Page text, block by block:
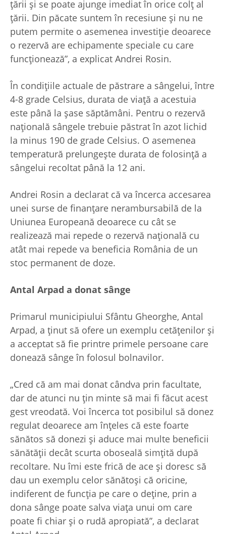
ţării şi se poate ajunge imediat în orice colţ al
ţării. Din păcate suntem în recesiune şi nu ne
putem permite o asemenea investiţie deoarece
o rezervă are echipamente speciale cu care
funcţionează”, a explicat Andrei Rosin.
În condiţiile actuale de păstrare a sângelui, între
4-8 grade Celsius, durata de viaţă a acestuia
este până la şase săptămâni. Pentru o rezervă
naţională sângele trebuie păstrat în azot lichid
la minus 190 de grade Celsius. O asemenea
temperatură prelungeşte durata de folosinţă a
sângelui recoltat până la 12 ani.
Andrei Rosin a declarat că va încerca accesarea
unei surse de finanţare nerambursabilă de la
Uniunea Europeană deoarece cu cât se
realizează mai repede o rezervă naţională cu
atât mai repede va beneficia România de un
stoc permanent de doze.
Antal Arpad a donat sânge
Primarul municipiului Sfântu Gheorghe, Antal
Arpad, a ţinut să ofere un exemplu cetăţenilor şi
a acceptat să fie printre primele persoane care
donează sânge în folosul bolnavilor.
„Cred că am mai donat cândva prin facultate,
dar de atunci nu ţin minte să mai fi făcut acest
gest vreodată. Voi încerca tot posibilul să donez
regulat deoarece am înţeles că este foarte
sănătos să donezi şi aduce mai multe beneficii
sănătăţii decât scurta oboseală simţită după
recoltare. Nu îmi este frică de ace şi doresc să
dau un exemplu celor sănătoşi că oricine,
indiferent de funcţia pe care o deţine, prin a
dona sânge poate salva viaţa unui om care
poate fi chiar şi o rudă apropiată”, a declarat